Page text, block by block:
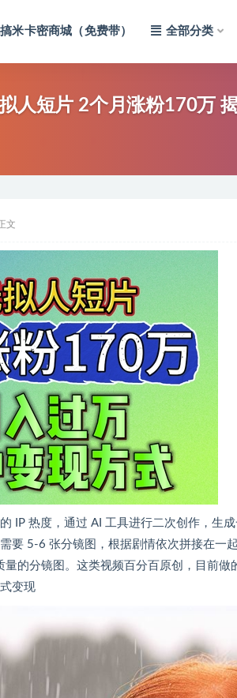
米卡密商城（免费带） 全部分类
人短片 2个月涨粉170万
文
IP 热度，通过 AI 工具进行二次创作，生
要 5-6 张分镜图，根据剧情依次拼接在一
的分镜图。这类视频百分百原创，目前
变现